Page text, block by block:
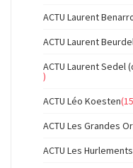
ACTU Laurent
ACTU Laurent
ACTU Laurent Sedel
)
ACTU Léo Koesten
ACTU Les Grandes
ACTU Les